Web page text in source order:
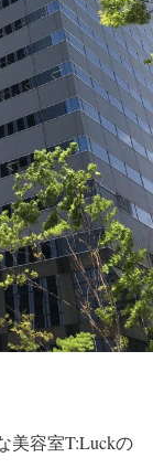
美容室T:Luckの